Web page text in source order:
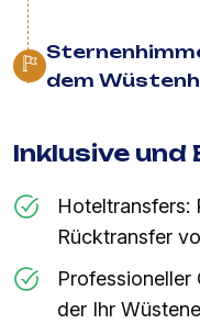
dem
Inklusive und
Hoteltransfers:
Rücktransfer
Professioneller
der Ihr